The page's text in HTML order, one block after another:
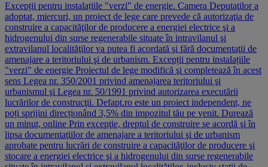
Excepții pentru instalațiile "verzi" de energie. Camera Deputaţilor a
adoptat, miercuri, un proiect de lege care prevede că autorizaţia de
construire a capacităţilor de producere a energiei electrice şi a
hidrogenului din surse regenerabile situate în intravilanul şi
extravilanul localităţilor va putea fi acordată şi fără documentaţii de
amenajare a teritoriului şi de urbanism. Excepții pentru instalațiile
"verzi" de energie Proiectul de lege modifică şi completează în acest
sens Legea nr. 350/2001 privind amenajarea teritoriului şi
urbanismul şi Legea nr. 50/1991 privind autorizarea executării
lucrărilor de construcţii. Defapt.ro este un proiect independent, ne
poți sprijini direcționând 3,5% din impozitul tău pe venit. Durează
un minut, online Prin excepţie, dreptul de construire se acordă şi în
lipsa documentaţiilor de amenajare a teritoriului şi de urbanism
aprobate pentru lucrări de construire a capacităţilor de producere şi
stocare a energiei electrice şi a hidrogenului din surse regenerabile